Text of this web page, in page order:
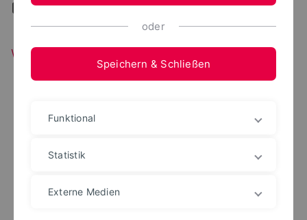
... Wissenstransfer
Wissenstransfer
oder
Speichern & Schließen
Funktional
Statistik
Externe Medien